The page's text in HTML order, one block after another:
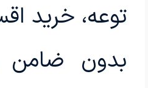
توعه، خرید